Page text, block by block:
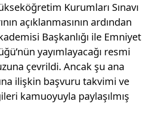
Kurumları Sınavı
açıklanmasının ardından
Başkanlığı ile Emniyet
yayımlayacağı resmi
çevrildi. Ancak şu ana
ilişkin başvuru takvimi ve
kamuoyuyla paylaşılmış